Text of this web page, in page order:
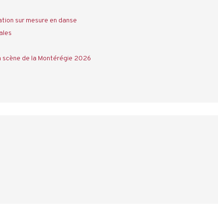
sur mesure en danse
de la Montérégie 2026